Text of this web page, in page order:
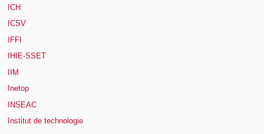
ICH
ICSV
IFFI
IHIE-SSET
IIM
Inetop
INSEAC
Institut de technologie